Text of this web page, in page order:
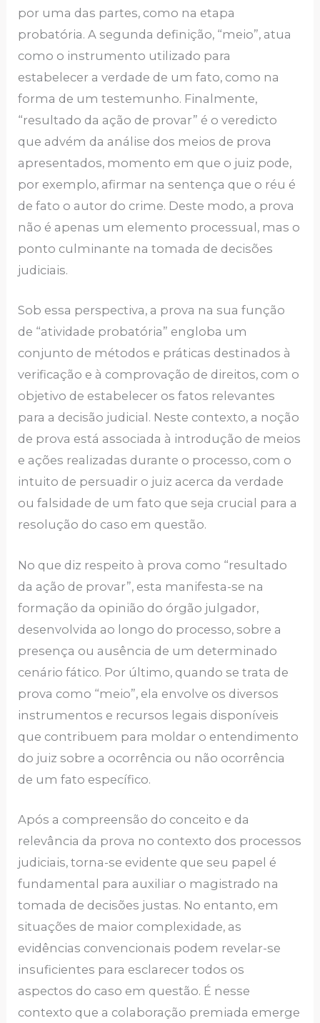
por uma das partes, como na etapa
probatória. A segunda definição, “meio”, atua
como o instrumento utilizado para
estabelecer a verdade de um fato, como na
forma de um testemunho. Finalmente,
“resultado da ação de provar” é o veredicto
que advém da análise dos meios de prova
apresentados, momento em que o juiz pode,
por exemplo, afirmar na sentença que o réu é
de fato o autor do crime. Deste modo, a prova
não é apenas um elemento processual, mas o
ponto culminante na tomada de decisões
judiciais.
Sob essa perspectiva, a prova na sua função
de “atividade probatória” engloba um
conjunto de métodos e práticas destinados à
verificação e à comprovação de direitos, com o
objetivo de estabelecer os fatos relevantes
para a decisão judicial. Neste contexto, a noção
de prova está associada à introdução de meios
e ações realizadas durante o processo, com o
intuito de persuadir o juiz acerca da verdade
ou falsidade de um fato que seja crucial para a
resolução do caso em questão.
No que diz respeito à prova como “resultado
da ação de provar”, esta manifesta-se na
formação da opinião do órgão julgador,
desenvolvida ao longo do processo, sobre a
presença ou ausência de um determinado
cenário fático. Por último, quando se trata de
prova como “meio”, ela envolve os diversos
instrumentos e recursos legais disponíveis
que contribuem para moldar o entendimento
do juiz sobre a ocorrência ou não ocorrência
de um fato específico.
Após a compreensão do conceito e da
relevância da prova no contexto dos processos
judiciais, torna-se evidente que seu papel é
fundamental para auxiliar o magistrado na
tomada de decisões justas. No entanto, em
situações de maior complexidade, as
evidências convencionais podem revelar-se
insuficientes para esclarecer todos os
aspectos do caso em questão. É nesse
contexto que a colaboração premiada emerge